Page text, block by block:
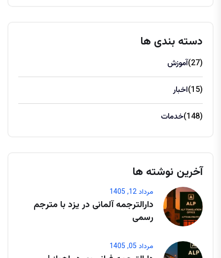
دسته بندی ها
آموزش (27)
اخبار (15)
خدمات (148)
آخرین نوشته ها
مرداد 12, 1405
دارالترجمه آلمانی در یزد با مترجم
رسمی
مرداد 05, 1405